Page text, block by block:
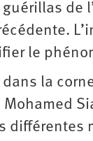
de
le
dans la
Mohamed
différentes